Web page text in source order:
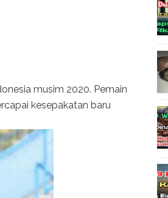
musim 2020. Pemain
kesepakatan baru